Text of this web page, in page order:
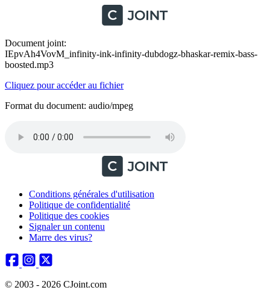
Document joint:
IEpvAh4VovM_infinity-ink-infinity-dubdogz-bhaskar-remix-bass-
boosted.mp3
Cliquez pour accéder au fichier
Format du document: audio/mpeg
Conditions générales d'utilisation
Politique de confidentialité
Politique des cookies
Signaler un contenu
Marre des virus?
© 2003 - 2026 CJoint.com